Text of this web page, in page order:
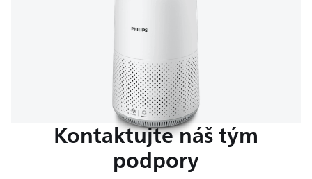
Kontaktujte náš tým
podpory